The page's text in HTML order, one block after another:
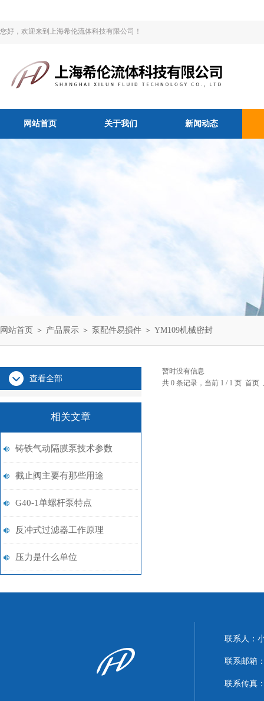
您好，欢迎来到上海希伦流体科技有限公司！
网站首页 关于我们 新闻动态
网站首页 ＞ 产品展示 ＞ 泵配件易損件 ＞ YM109机械密封
查看全部
相关文章
铸铁气动隔膜泵技术参数
截止阀主要有那些用途
G40-1单螺杆泵特点
反冲式过滤器工作原理
压力是什么单位
暂时没有信息
共 0 条记录，当前 1 / 1 页 首
联系人：
联系邮箱
联系传真